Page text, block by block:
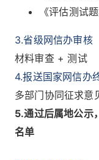
《评估测试题
3.省级网信办审核
材料审查 + 测试
4.报送国家网信办
多部门协同征求意
5.通过后属地公示
名单